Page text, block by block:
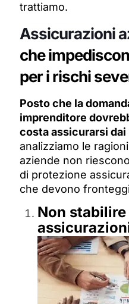
trattiamo.
Assicurazioni
che
per i rischi
Posto che la
imprenditore
costa assicurarsi
analizziamo le
aziende non
di protezione
che devono
Non